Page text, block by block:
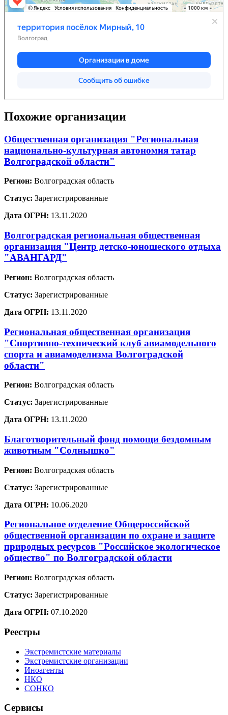
Похожие организации
Общественная организация "Региональная
национально-культурная автономия татар
Волгоградской области"
Регион: Волгоградская область
Статус: Зарегистрированные
Дата ОГРН: 13.11.2020
Волгоградская региональная общественная
организация "Центр детско-юношеского отдыха
"АВАНГАРД"
Регион: Волгоградская область
Статус: Зарегистрированные
Дата ОГРН: 13.11.2020
Региональная общественная организация
"Спортивно-технический клуб авиамодельного
спорта и авиамоделизма Волгоградской
области"
Регион: Волгоградская область
Статус: Зарегистрированные
Дата ОГРН: 13.11.2020
Благотворительный фонд помощи бездомным
животным "Солнышко"
Регион: Волгоградская область
Статус: Зарегистрированные
Дата ОГРН: 10.06.2020
Региональное отделение Общероссийской
общественной организации по охране и защите
природных ресурсов "Российское экологическое
общество" по Волгоградской области
Регион: Волгоградская область
Статус: Зарегистрированные
Дата ОГРН: 07.10.2020
Реестры
Экстремистские материалы
Экстремистские организации
Иноагенты
НКО
СОНКО
Сервисы